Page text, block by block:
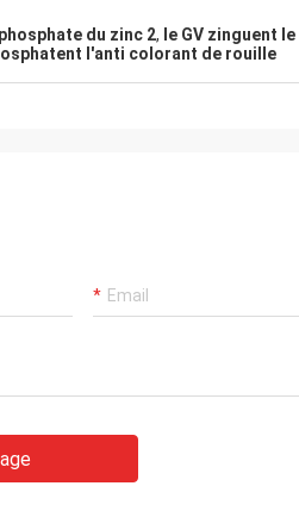
du zinc 2, le GV zinguent
l'anti colorant de rouille